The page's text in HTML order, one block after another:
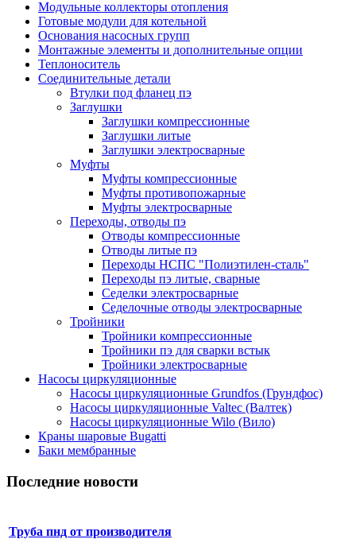
Модульные коллекторы отопления
Готовые модули для котельной
Основания насосных групп
Монтажные элементы и дополнительные опции
Теплоноситель
Соединительные детали
Втулки под фланец пэ
Заглушки
Заглушки компрессионные
Заглушки литые
Заглушки электросварные
Муфты
Муфты компрессионные
Муфты противопожарные
Муфты электросварные
Переходы, отводы пэ
Отводы компрессионные
Отводы литые пэ
Переходы НСПС "Полиэтилен-сталь"
Переходы пэ литые, сварные
Седелки электросварные
Седелочные отводы электросварные
Тройники
Тройники компрессионные
Тройники пэ для сварки встык
Тройники электросварные
Насосы циркуляционные
Насосы циркуляционные Grundfos (Грундфос)
Насосы циркуляционные Valtec (Валтек)
Насосы циркуляционные Wilo (Вило)
Краны шаровые Bugatti
Баки мембранные
Последние новости
Труба пнд от производителя